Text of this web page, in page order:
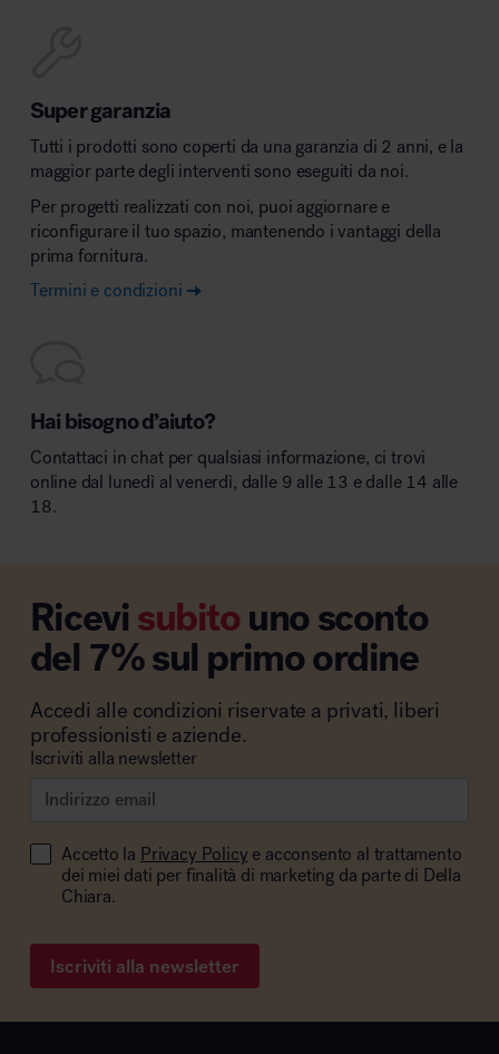
Super garanzia
Tutti i prodotti sono coperti da una garanzia di 2 anni, e la
maggior parte degli interventi sono eseguiti da noi.
Per progetti realizzati con noi, puoi aggiornare e
riconfigurare il tuo spazio, mantenendo i vantaggi della
prima fornitura.
Termini e condizioni
Hai bisogno d’aiuto?
Contattaci in chat per qualsiasi informazione, ci trovi
online dal lunedì al venerdì, dalle 9 alle 13 e dalle 14 alle
18.
Ricevisubitouno sconto
del 7% sul primo ordine
Accedi alle condizioni riservate a privati, liberi
professionisti e aziende.
Iscriviti alla newsletter
Accetto la Privacy Policy e acconsento al trattamento
dei miei dati per finalità di marketing da parte di Della
Chiara.
Iscriviti alla newsletter